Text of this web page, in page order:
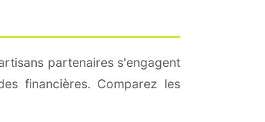
partenaires s'engagent
financières. Comparez les